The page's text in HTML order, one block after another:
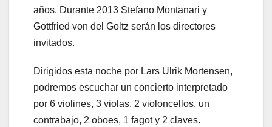
años. Durante 2013 Stefano Montanari y
Gottfried von del Goltz serán los directores
invitados.
Dirigidos esta noche por Lars Ulrik Mortensen,
podremos escuchar un concierto interpretado
por 6 violines, 3 violas, 2 violoncellos, un
contrabajo, 2 oboes, 1 fagot y 2 claves.